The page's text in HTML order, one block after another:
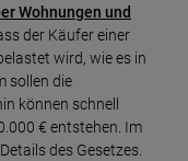
Wohnungen und
der Käufer einer
wird, wie es in
sollen die
können schnell
€ entstehen. Im
des Gesetzes.